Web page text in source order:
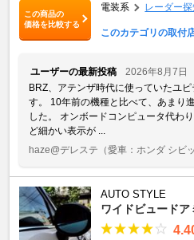
この商品の
価格を比較する
電装系 レーダー
このカテゴリの取付
ユーザーの最新投稿
2026年8月7日
BRZ、アテンザ時代に使っていたユ
す。 10年前の機種と比べて、あまり
した。 オンボードコンピュータ代わ
ど細かい表示が ...
haze@デレステ （愛車：ホンダ シビ
AUTO STYLE
ワイドビュード